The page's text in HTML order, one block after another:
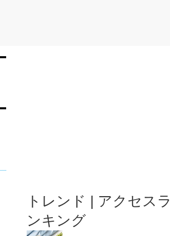
トレンド | アクセスラ
ンキング